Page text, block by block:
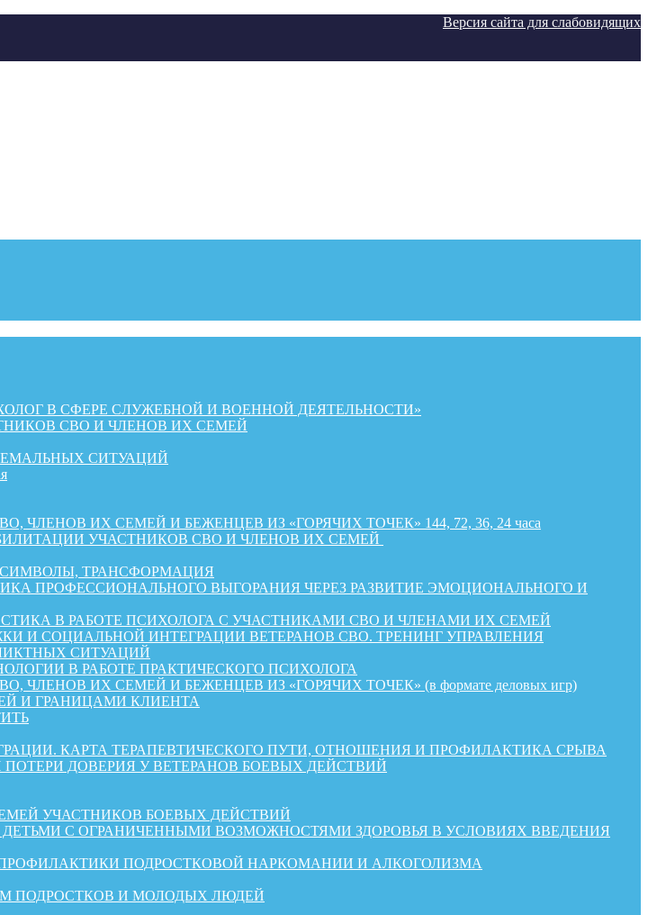
Версия сайта для слабовидящих
В СФЕРЕ СЛУЖЕБНОЙ И ВОЕННОЙ ДЕЯТЕЛЬНОСТИ»
СВО И ЧЛЕНОВ ИХ СЕМЕЙ
СИТУАЦИЙ
ИХ СЕМЕЙ И БЕЖЕНЦЕВ ИЗ «ГОРЯЧИХ ТОЧЕК» 144, 72, 36, 24 часа
УЧАСТНИКОВ СВО И ЧЛЕНОВ ИХ СЕМЕЙ
ТРАНСФОРМАЦИЯ
ПРОФЕССИОНАЛЬНОГО ВЫГОРАНИЯ ЧЕРЕЗ РАЗВИТИЕ ЭМОЦИОНАЛЬНОГО И
В РАБОТЕ ПСИХОЛОГА С УЧАСТНИКАМИ СВО И ЧЛЕНАМИ ИХ СЕМЕЙ
И СОЦИАЛЬНОЙ ИНТЕГРАЦИИ ВЕТЕРАНОВ СВО. ТРЕНИНГ УПРАВЛЕНИЯ
СИТУАЦИЙ
В РАБОТЕ ПРАКТИЧЕСКОГО ПСИХОЛОГА
ИХ СЕМЕЙ И БЕЖЕНЦЕВ ИЗ «ГОРЯЧИХ ТОЧЕК» (в формате деловых игр)
И ГРАНИЦАМИ КЛИЕНТА
КАРТА ТЕРАПЕВТИЧЕСКОГО ПУТИ, ОТНОШЕНИЯ И ПРОФИЛАКТИКА СРЫВА
ДОВЕРИЯ У ВЕТЕРАНОВ БОЕВЫХ ДЕЙСТВИЙ
УЧАСТНИКОВ БОЕВЫХ ДЕЙСТВИЙ
С ОГРАНИЧЕННЫМИ ВОЗМОЖНОСТЯМИ ЗДОРОВЬЯ В УСЛОВИЯХ ВВЕДЕНИЯ
ПОДРОСТКОВОЙ НАРКОМАНИИ И АЛКОГОЛИЗМА
ПОДРОСТКОВ И МОЛОДЫХ ЛЮДЕЙ